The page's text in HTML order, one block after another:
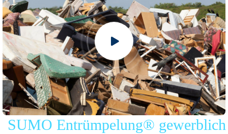
SUMO Entrümpelung® gewerblich